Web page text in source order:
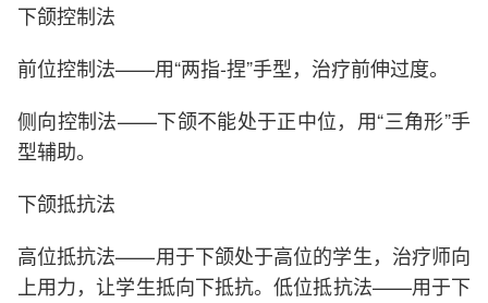
下颌控制法
前位控制法——用“两指-捏”手型，治疗前伸过度。
侧向控制法——下颌不能处于正中位，用“三角形”手
型辅助。
下颌抵抗法
高位抵抗法——用于下颌处于高位的学生，治疗师向
上用力，让学生抵向下抵抗。低位抵抗法——用于下